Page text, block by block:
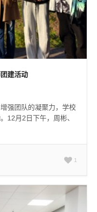
建活动
强团队的凝聚力，学校
12月2日下午，周彬、
1